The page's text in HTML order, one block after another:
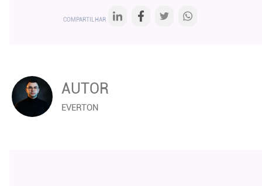
COMPARTILHAR
AUTOR
EVERTON